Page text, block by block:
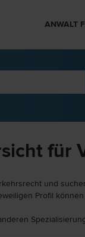
ANWALT
für
und
Profil